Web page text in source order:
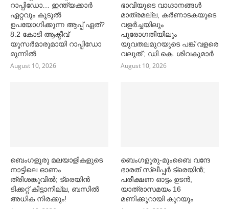
റാപ്പിഡോ… ഇന്ത്യക്കാര്‍
ഏറ്റവും കൂടുല്‍
ഉപയോഗിക്കുന്ന ആപ്പ് ഏത്?
8.2 കോടി ആക്ടീവ്
യൂസര്‍മാരുമായി റാപ്പിഡോ
മുന്നില്‍
August 10, 2026
ഭാവിയുടെ വാഗ്ദാനങ്ങള്‍
മാത്രമല്ല, കര്‍ണാടകയുടെ
വളര്‍ച്ചയിലും
പുരോഗതിയിലും
യുവതലമുറയുടെ പങ്ക് വളരെ
വലുത്’; ഡി.കെ. ശിവകുമാര്‍
August 10, 2026
ബെംഗളൂരു മലയാളികളുടെ
നാട്ടിലെ ഓണം
ത്രിശങ്കുവില്‍; ട്രെയിൻ
ടിക്കറ്റ് കിട്ടാനില്ല, ബസില്‍
അധിക നിരക്കും!
ബെംഗളൂരു-മുംബൈ വന്ദേ
ഭാരത് സ്ലീപ്പര്‍ ട്രെയിൻ;
പരീക്ഷണ ഓട്ടം ഉടൻ,
യാത്രാസമയം 16
മണിക്കൂറായി കുറയും